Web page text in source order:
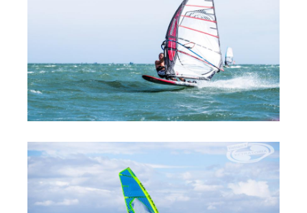
Система скидок
Обучение Wing Foil